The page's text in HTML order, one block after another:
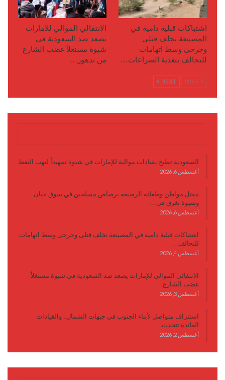
اشتباكات قبلية دامية في
المصينعة تخلف قتلى
وجرحى وسط اتهامات
للتحالف بتغذية الصراعات…
الانتقالي الموالي للإمارات
يصعد ضد السعودية في
شبوة مستغلاً غضب الشارع
من تدهور…
NEXT
السعودية تطيح بقيادات موالية للإمارات في شبوة تمهيداً لنهب النفط
أغسطس 6, 2026
مقتل مواطن وطفلته الرضيعة برصاص مسلحين في سوق حبان..
وشبوة تغرق في…
أغسطس 6, 2026
اشتباكات قبلية دامية في المصينعة تخلف قتلى وجرحى وسط اتهامات
للتحالف…
أغسطس 4, 2026
الانتقالي الموالي للإمارات يصعد ضد السعودية في شبوة مستغلاً
غضب الشارع…
أغسطس 3, 2026
استنزاف متواصل لأبناء الجنوب في جبهات الشمال.. والقيادات
العائدة تتحدث…
أغسطس 2, 2026